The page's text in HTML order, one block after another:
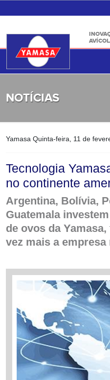
NOTÍCIAS
Yamasa Quinta-feira, 11 de
Tecnologia
no continente
Argentina, Bolívia,
Guatemala
de ovos da
vez mais a